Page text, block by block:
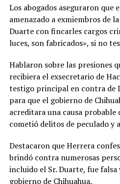
Los abogados aseguraron que
amenazado a exmiembros de
Duarte con fincarles cargos
luces, son fabricados», si no
Hablaron sobre las presiones
recibiera el exsecretario de
testigo principal en contra de
para que el gobierno de
acreditara una causa probable
cometió delitos de peculado y
Destacaron que Herrera
brindó contra numerosas
incluido el Sr. Duarte, fue
gobierno de Chihuahua.